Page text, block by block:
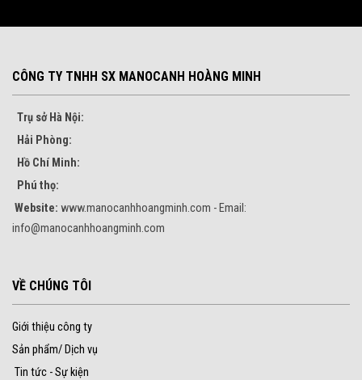
CÔNG TY TNHH SX MANOCANH HOÀNG MINH
Trụ sở Hà Nội:
Hải Phòng:
Hồ Chí Minh:
Phú thọ:
Website: www.manocanhhoangminh.com - Email:
info@manocanhhoangminh.com
VỀ CHÚNG TÔI
Giới thiệu công ty
Sản phẩm/ Dịch vụ
Tin tức - Sự kiện